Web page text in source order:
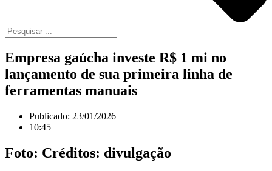
Empresa gaúcha investe R$ 1 mi no
lançamento de sua primeira linha de
ferramentas manuais
Publicado: 23/01/2026
10:45
Foto: Créditos: divulgação